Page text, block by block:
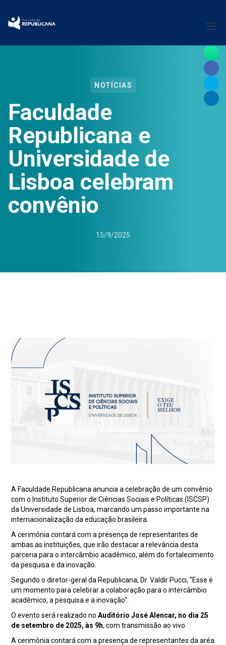
NOTÍCIAS
Faculdade
Republicana e
Universidade de
Lisboa celebram
convênio
15/9/2025
A Faculdade Republicana anuncia a celebração de um convênio
com o Instituto Superior de Ciências Sociais e Políticas (ISCSP)
da Universidade de Lisboa, marcando um passo importante na
internacionalização da educação brasileira.
A cerimônia contará com a presença de representantes de
ambas as instituições, que irão destacar a relevância desta
parceria para o intercâmbio acadêmico, além do fortalecimento
da pesquisa e da inovação.
Segundo o diretor-geral da Republicana, Dr. Valdir Pucci, “Esse é
um momento para celebrar a colaboração para o intercâmbio
acadêmico, a pesquisa e a inovação".
O evento será realizado noAuditório José Alencar, no dia 25
de setembro de 2025, às 9h, com transmissão ao vivo.
A cerimônia contará com a presença de representantes da aréa